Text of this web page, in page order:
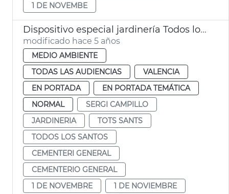
1 DE NOVEMBE
Dispositivo especial jardinería Todos los Santos
modificado hace 5 años
MEDIO AMBIENTE
TODAS LAS AUDIENCIAS
VALENCIA
EN PORTADA
EN PORTADA TEMÁTICA
NORMAL
SERGI CAMPILLO
JARDINERIA
TOTS SANTS
TODOS LOS SANTOS
CEMENTERI GENERAL
CEMENTERIO GENERAL
1 DE NOVEMBRE
1 DE NOVIEMBRE